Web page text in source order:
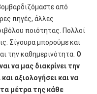
από
πηγές, άλλες
ποιότητας. Πολλοί
Σίγουρα μπορούμε και
την καθημερινότητα. Ο
να μας διακρίνει την
αξιολογήσει και να
μέτρα της κάθε